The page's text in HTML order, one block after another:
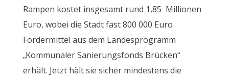
Rampen kostet insgesamt rund 1,85 Millionen
Euro, wobei die Stadt fast 800 000 Euro
Fördermittel aus dem Landesprogramm
„Kommunaler Sanierungsfonds Brücken“
erhält. Jetzt hält sie sicher mindestens die